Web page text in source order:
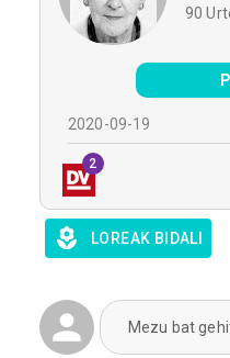
90
2020-09-19
2
LOREAK BIDALI
Mezu bat